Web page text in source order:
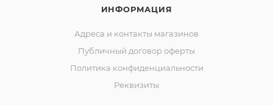
ИНФОРМАЦИЯ
Адреса и контакты магазинов
Публичный договор оферты
Политика конфиденциальности
Реквизиты